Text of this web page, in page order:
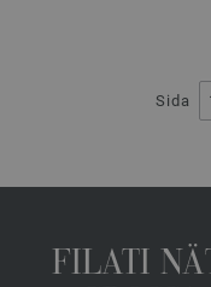
Sida
FILATI